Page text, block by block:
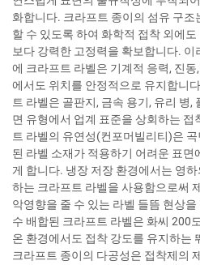
화합니다. 크라프트 종이의 섬유 구
할 수 있도록 하여 화학적 접착 외에
보다 강력한 고정력을 확보합니다.
에 크라프트 라벨은 기계적 응력, 진
에서도 위치를 안정적으로 유지합니
트 라벨은 골판지, 금속 용기, 유리 병,
면 유형에서 업계 표준을 상회하는
트 라벨의 유연성(컨포머빌리티)은
된 라벨 소재가 적용하기 어려운 표면
게 합니다. 냉장 저장 환경에서는 영
하는 크라프트 라벨을 사용함으로써
악영향을 줄 수 있는 라벨 들뜸 현상
수 배합된 크라프트 라벨은 화씨 200
온 환경에서도 접착 강도를 유지하는
크라프트 종이의 다공성은 접착제의